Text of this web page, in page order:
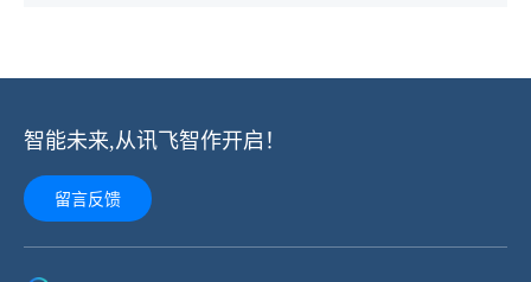
智能未来,从讯飞智作开启！
留言反馈